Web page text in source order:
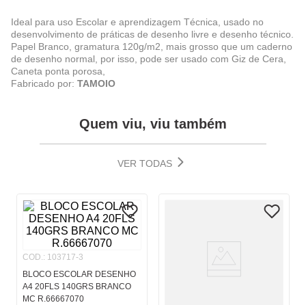
Ideal para uso Escolar e aprendizagem Técnica, usado no
desenvolvimento de práticas de desenho livre e desenho técnico.
Papel Branco, gramatura 120g/m2, mais grosso que um caderno
de desenho normal, por isso, pode ser usado com Giz de Cera,
Caneta ponta porosa,
Fabricado por: TAMOIO
Quem viu, viu também
VER TODAS
COD.: 103717-3
BLOCO ESCOLAR DESENHO
A4 20FLS 140GRS BRANCO
MC R.66667070